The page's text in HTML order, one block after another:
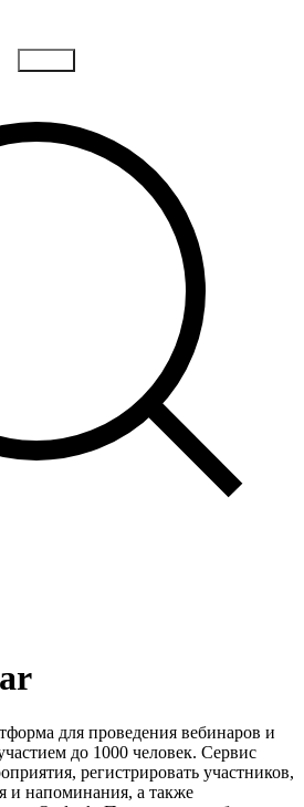
для проведения вебинаров и
до 1000 человек. Сервис
регистрировать участников,
и напоминания, а также